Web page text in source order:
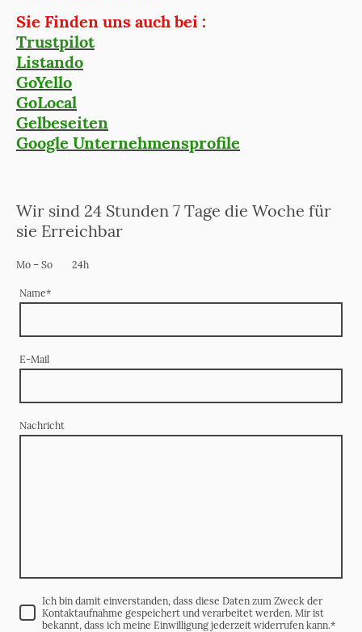
Sie Finden uns auch bei :
Trustpilot
Listando
GoYello
GoLocal
Gelbeseiten
Google Unternehmensprofile
Wir sind 24 Stunden 7 Tage die Woche für
sie Erreichbar
Mo – So 24h
Name*
E-Mail
Nachricht
Ich bin damit einverstanden, dass diese Daten zum Zweck der
Kontaktaufnahme gespeichert und verarbeitet werden. Mir ist
bekannt, dass ich meine Einwilligung jederzeit widerrufen kann.*